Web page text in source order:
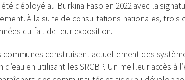
été déployé au Burkina Faso en 2022 avec la
À la suite de consultations nationales,
du fait de leur exposition.
communes construisent actuellement des
d’eau en utilisant les SRCBP. Un meilleur accès à